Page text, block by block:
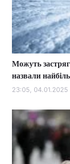
Можуть
назвали
23:05, 04.01.2025